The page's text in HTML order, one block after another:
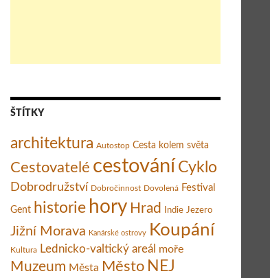
ŠTÍTKY
architektura Autostop Cesta kolem světa
Cestovatelé cestování Cyklo
Dobrodružství Dobročinnost Dovolená Festival
Gent historie hory Hrad Indie Jezero
Jižní Morava Kanárské ostrovy Koupání
Kultura Lednicko-valtický areál moře
Muzeum Města Město NEJ